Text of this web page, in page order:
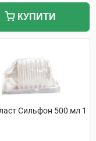
КУПИТИ
Сильфон 500 мл 1